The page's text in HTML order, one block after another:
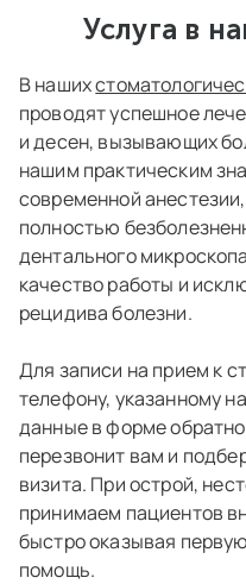
Услуга в
В наших
проводят успешное
и десен, вызывающих
нашим практическим
современной
полностью
дентального
качество работы и
рецидива болезни.
Для записи на прием к
телефону, указанному
данные в форме
перезвонит вам и
визита. При острой,
принимаем пациентов
быстро оказывая
помощь.